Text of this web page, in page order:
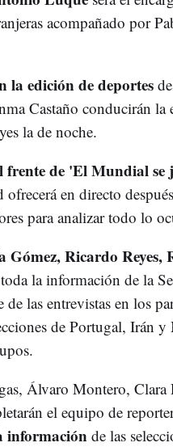
acompañado por
la edición de deportesde
Castaño conducirán
la de noche.
de 'El Mundial se
en directo
para analizar todo lo
Ricardo Reyes,
la información de la
de las entrevistas en los
de Portugal, Irán
Álvaro Montero,
el equipo de
información de las